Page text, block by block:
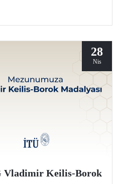
28
Nis
Vladimir Keilis-Borok